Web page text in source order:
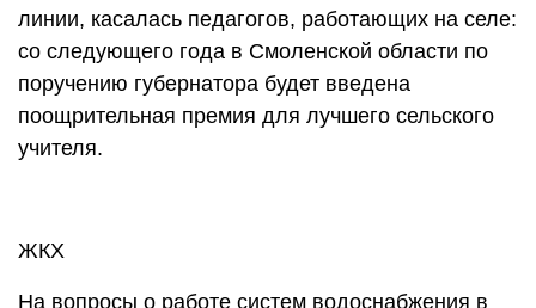
линии, касалась педагогов, работающих на селе:
со следующего года в Смоленской области по
поручению губернатора будет введена
поощрительная премия для лучшего сельского
учителя.
ЖКХ
На вопросы о работе систем водоснабжения в